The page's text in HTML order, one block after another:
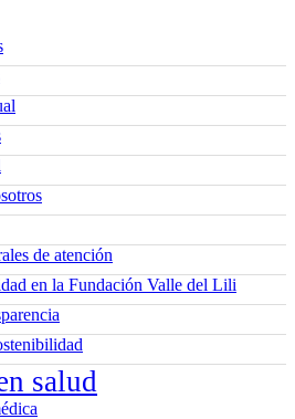
de atención
en la Fundación Valle del Lili
salud